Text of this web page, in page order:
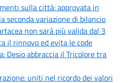
sulla città: approvata in
seconda variazione di bilancio
non sarà più valida dal 3
il rinnovo ed evita le code
Desio abbraccia il Tricolore tra
uniti nel ricordo dei valori